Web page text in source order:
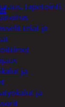
tapetointi
telat ja
ja
ja